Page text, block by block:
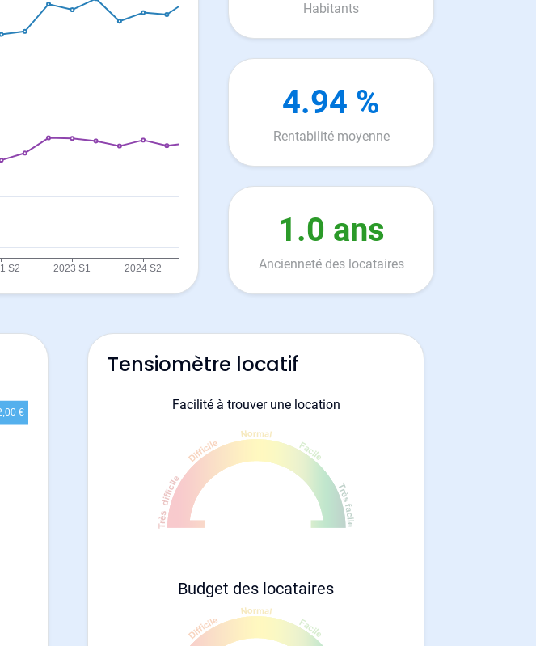
Habitants
4.94 %
Rentabilité moyenne
1.0 ans
Ancienneté des locataires
Tensiomètre locatif
Facilité à trouver une location
Budget des locataires